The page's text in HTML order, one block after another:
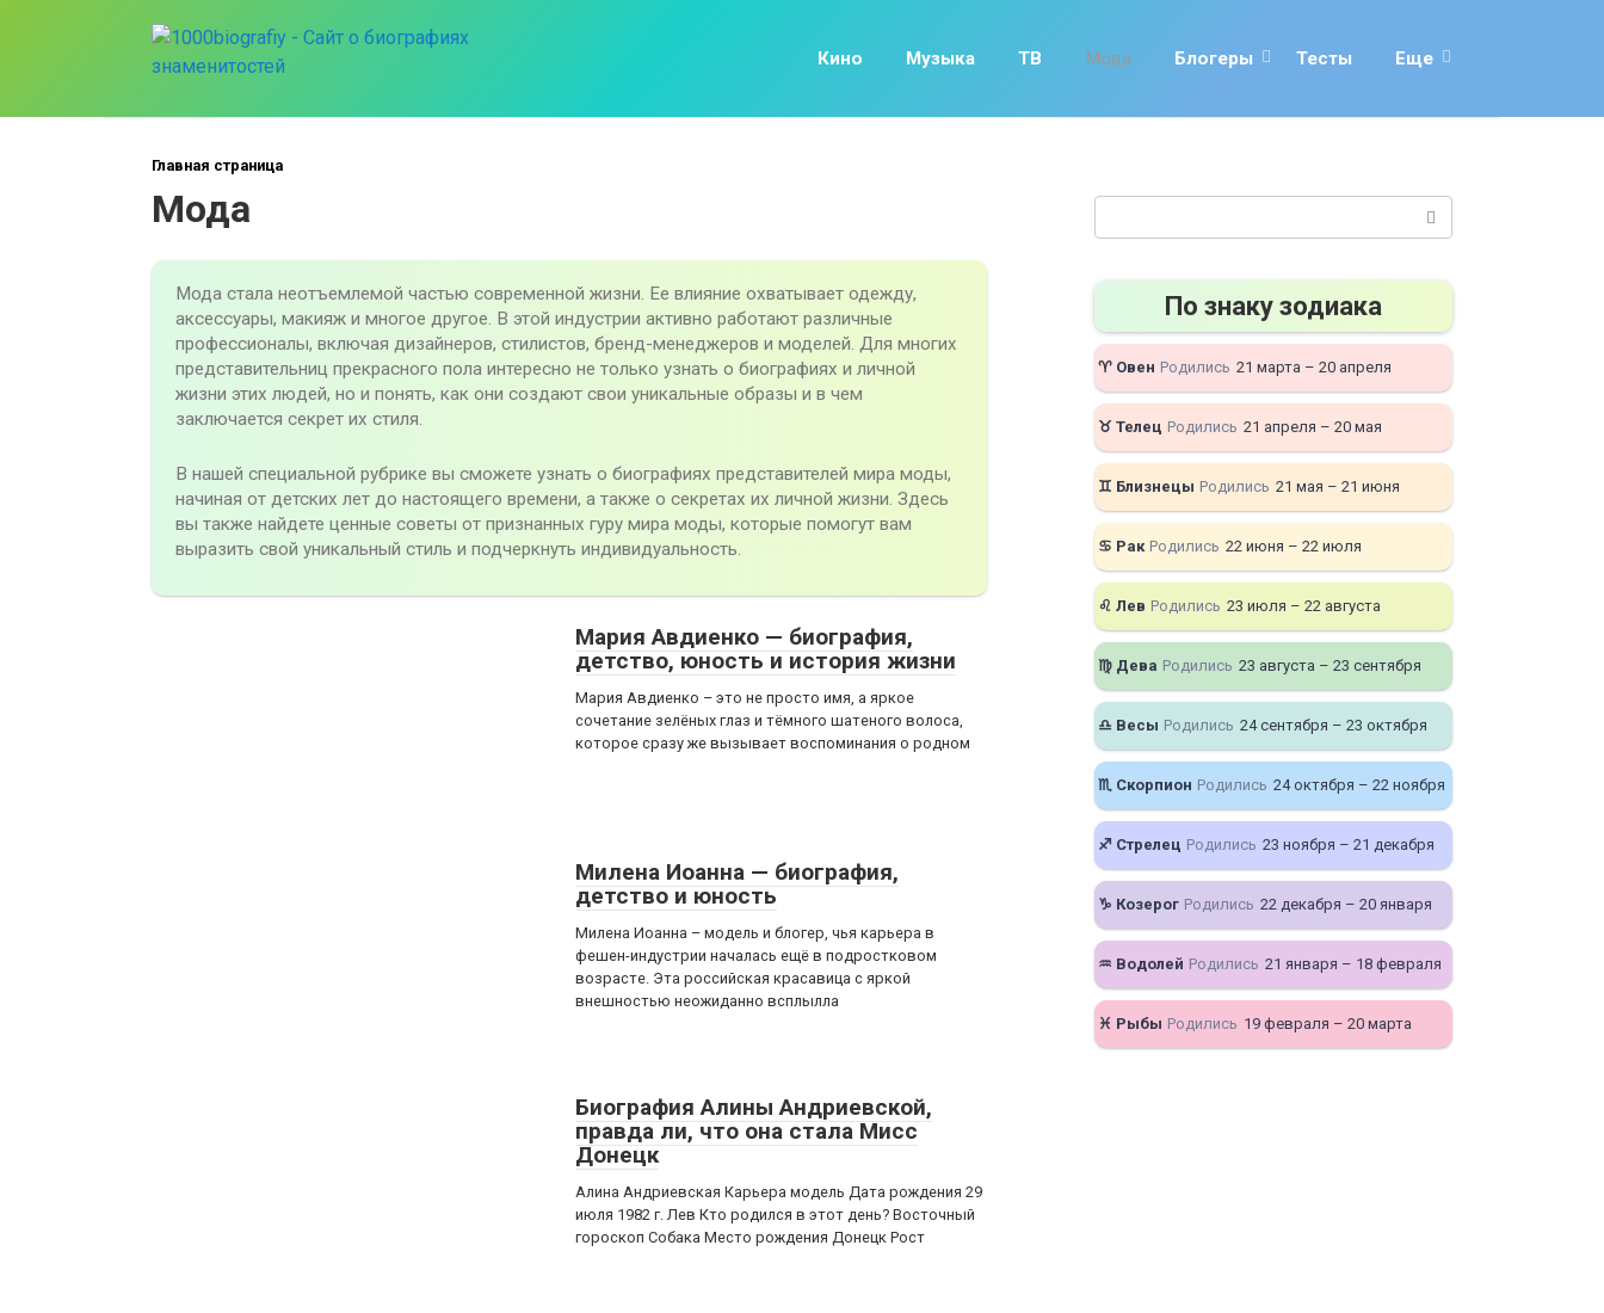
Кино Музыка ТВ Мода Блогеры Тесты Еще
Главная страница
Мода
Мода стала неотъемлемой частью современной жизни. Ее влияние охватывает одежду,
аксессуары, макияж и многое другое. В этой индустрии активно работают различные
профессионалы, включая дизайнеров, стилистов, бренд-менеджеров и моделей. Для многих
представительниц прекрасного пола интересно не только узнать о биографиях и личной
жизни этих людей, но и понять, как они создают свои уникальные образы и в чем
заключается секрет их стиля.
В нашей специальной рубрике вы сможете узнать о биографиях представителей мира моды,
начиная от детских лет до настоящего времени, а также о секретах их личной жизни. Здесь
вы также найдете ценные советы от признанных гуру мира моды, которые помогут вам
выразить свой уникальный стиль и подчеркнуть индивидуальность.
Мария Авдиенко — биография,
детство, юность и история жизни
Мария Авдиенко – это не просто имя, а яркое
сочетание зелёных глаз и тёмного шатеного волоса,
которое сразу же вызывает воспоминания о родном
Милена Иоанна — биография,
детство и юность
Милена Иоанна – модель и блогер, чья карьера в
фешен-индустрии началась ещё в подростковом
возрасте. Эта российская красавица с яркой
внешностью неожиданно всплылла
Биография Алины Андриевской,
правда ли, что она стала Мисс
Донецк
Алина Андриевская Карьера модель Дата рождения 29
июля 1982 г. Лев Кто родился в этот день? Восточный
гороскоп Собака Место рождения Донецк Рост
По знаку зодиака
♈ Овен Родились 21 марта – 20 апреля
♉ Телец Родились 21 апреля – 20 мая
♊ Близнецы Родились 21 мая – 21 июня
♋ Рак Родились 22 июня – 22 июля
♌ Лев Родились 23 июля – 22 августа
♍ Дева Родились 23 августа – 23 сентября
♎ Весы Родились 24 сентября – 23 октября
♏ Скорпион Родились 24 октября – 22 ноября
♐ Стрелец Родились 23 ноября – 21 декабря
♑ Козерог Родились 22 декабря – 20 января
♒ Водолей Родились 21 января – 18 февраля
♓ Рыбы Родились 19 февраля – 20 марта